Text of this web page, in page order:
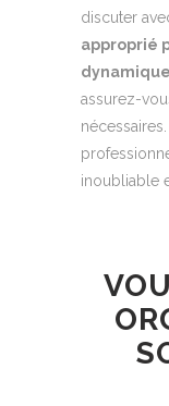
discuter
approprié
dynamique
assurez-
inoubliable